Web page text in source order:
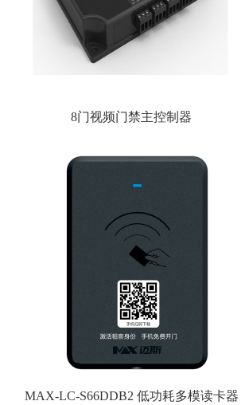
8门视频门禁主控制器
MAX-LC-S66DDB2 低功耗多模读卡器